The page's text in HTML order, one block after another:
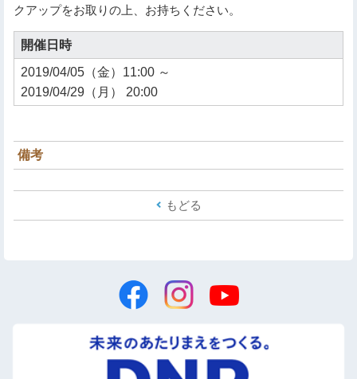
クアップをお取りの上、お持ちください。
開催日時
2019/04/05（金）11:00 ～
2019/04/29（月） 20:00
備考
もどる